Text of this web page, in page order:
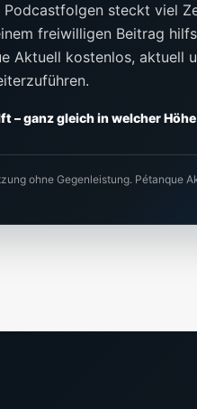
Podcastfolgen steckt viel
freiwilligen Beitrag
Aktuell kostenlos, aktuell
– ganz gleich in welcher
ohne Gegenleistung. Pétanque